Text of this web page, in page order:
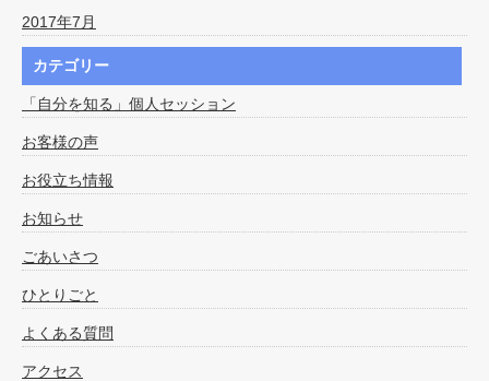
2017年7月
カテゴリー
「自分を知る」個人セッション
お客様の声
お役立ち情報
お知らせ
ごあいさつ
ひとりごと
よくある質問
アクセス